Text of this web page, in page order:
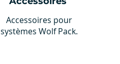
Accessoires pour
systèmes Wolf Pack.